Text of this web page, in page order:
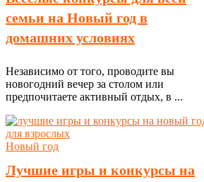
семьи на Новый год в
домашних условиях
Независимо от того, проводите вы
новогодний вечер за столом или
предпочитаете активный отдых, в ...
Новый год
Лучшие игры и конкурсы на